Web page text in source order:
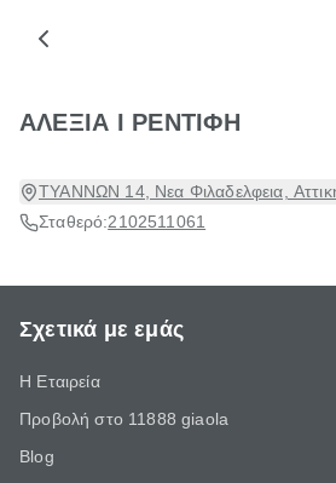
ΑΛΕΞΙΑ Ι ΡΕΝΤΙΦΗ
ΤΥΑΝΝΩΝ 14, Νεα Φιλαδελφεια,
Σταθερό:2102511061
Σχετικά με εμάς
Η Εταιρεία
Προβολή στο 11888 giaola
Blog